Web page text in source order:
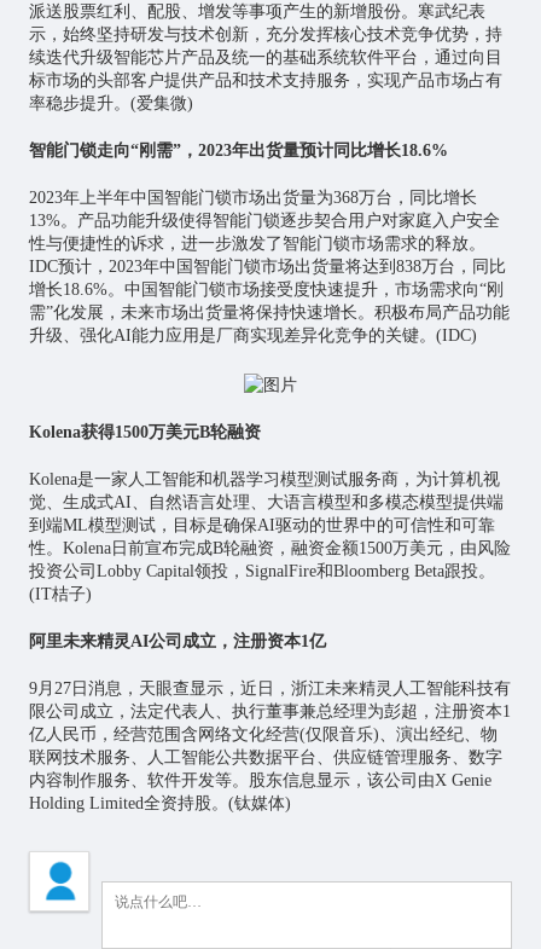
派送股票红利、配股、增发等事项产生的新增股份。寒武纪表
示，始终坚持研发与技术创新，充分发挥核心技术竞争优势，持
续迭代升级智能芯片产品及统一的基础系统软件平台，通过向目
标市场的头部客户提供产品和技术支持服务，实现产品市场占有
率稳步提升。(爱集微)
智能门锁走向“刚需”，2023年出货量预计同比增长18.6%
2023年上半年中国智能门锁市场出货量为368万台，同比增长
13%。产品功能升级使得智能门锁逐步契合用户对家庭入户安全
性与便捷性的诉求，进一步激发了智能门锁市场需求的释放。
IDC预计，2023年中国智能门锁市场出货量将达到838万台，同比
增长18.6%。中国智能门锁市场接受度快速提升，市场需求向“刚
需”化发展，未来市场出货量将保持快速增长。积极布局产品功能
升级、强化AI能力应用是厂商实现差异化竞争的关键。(IDC)
Kolena获得1500万美元B轮融资
Kolena是一家人工智能和机器学习模型测试服务商，为计算机视
觉、生成式AI、自然语言处理、大语言模型和多模态模型提供端
到端ML模型测试，目标是确保AI驱动的世界中的可信性和可靠
性。Kolena日前宣布完成B轮融资，融资金额1500万美元，由风险
投资公司Lobby Capital领投，SignalFire和Bloomberg Beta跟投。
(IT桔子)
阿里未来精灵AI公司成立，注册资本1亿
9月27日消息，天眼查显示，近日，浙江未来精灵人工智能科技有
限公司成立，法定代表人、执行董事兼总经理为彭超，注册资本1
亿人民币，经营范围含网络文化经营(仅限音乐)、演出经纪、 物
联网技术服务、人工智能公共数据平台、供应链管理服务、数字
内容制作服务、软件开发等。股东信息显示，该公司由X Genie
Holding Limited全资持股。(钛媒体)